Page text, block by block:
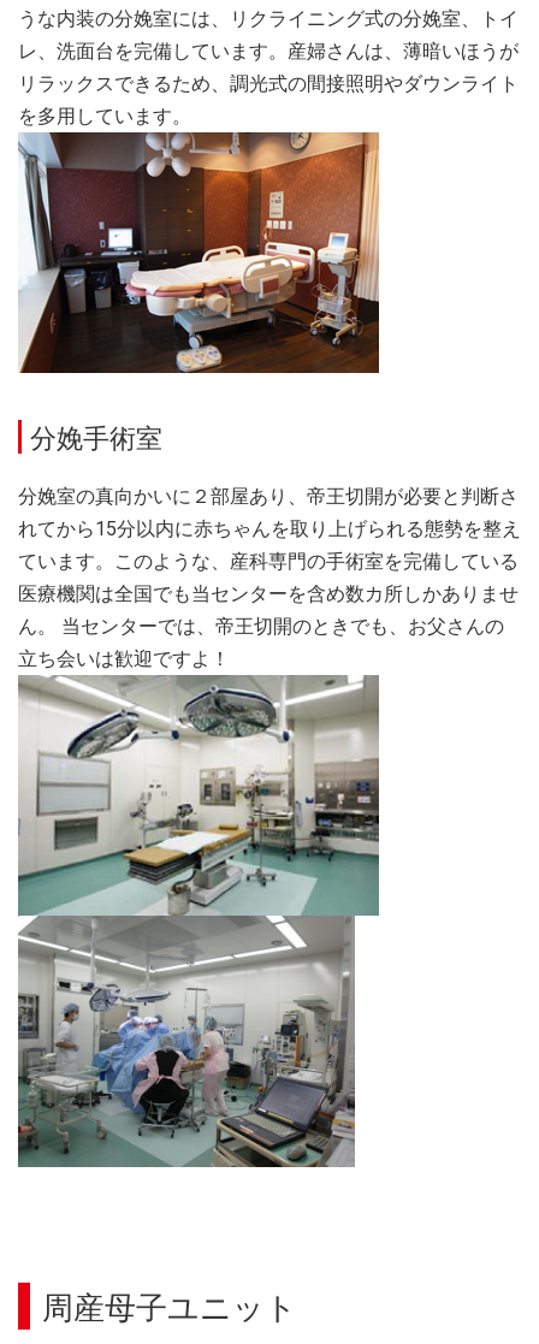
うな内装の分娩室には、リクライニング式の分娩室、トイ
レ、洗面台を完備しています。産婦さんは、薄暗いほうが
リラックスできるため、調光式の間接照明やダウンライト
を多用しています。
分娩手術室
分娩室の真向かいに２部屋あり、帝王切開が必要と判断さ
れてから15分以内に赤ちゃんを取り上げられる態勢を整え
ています。このような、産科専門の手術室を完備している
医療機関は全国でも当センターを含め数カ所しかありませ
ん。 当センターでは、帝王切開のときでも、お父さんの
立ち会いは歓迎ですよ！
周産母子ユニット